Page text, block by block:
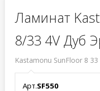
Ламинат
8/33 4V Дуб
Kastamonu SunFloor 8
Арт.SF550